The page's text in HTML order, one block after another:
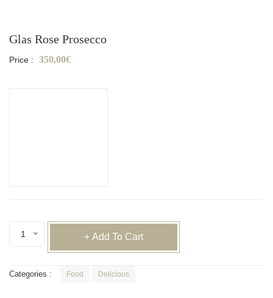
Glas Rose Prosecco
Price : 350,00€
1 + Add To Cart
Categories : Food Delicious